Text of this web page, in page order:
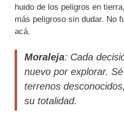
huido de los peligros en
más peligroso sin dudar. No
acá.
Moraleja: Cada
nuevo por explorar.
terrenos
su totalidad.